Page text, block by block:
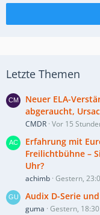
Letzte Themen
Neuer ELA-
abgeraucht,
CMDR Vor 15
Erfahrung mit
Freilichtbühne –
Uhr?
achimb Gestern,
Audix D-Serie und
guma Gestern, 18:30